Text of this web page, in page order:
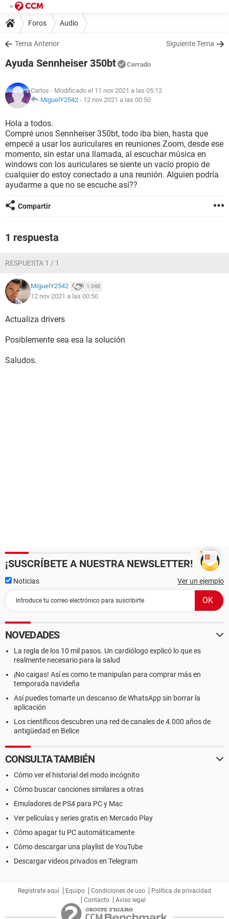
Foros Audio
Tema Anterior Siguiente Tema
Ayuda Sennheiser 350bt Cerrado
Carlos - Modificado el 11 nov 2021 a las 05:12
MiguelY2542 - 12 nov 2021 a las 00:50
Hola a todos.
Compré unos Sennheiser 350bt, todo iba bien, hasta que
empecé a usar los auriculares en reuniones Zoom, desde ese
momento, sin estar una llamada, al escuchar música en
windows con los auriculares se siente un vacío propio de
cualquier do estoy conectado a una reunión. Alguien podría
ayudarme a que no se escuche así??
Compartir
1 respuesta
RESPUESTA 1 / 1
MiguelY2542 1.048
12 nov 2021 a las 00:50
Actualiza drivers
Posiblemente sea esa la solución
Saludos.
¡SUSCRÍBETE A NUESTRA NEWSLETTER!
Noticias Ver un ejemplo
NOVEDADES
La regla de los 10 mil pasos. Un cardiólogo explicó lo que es
realmente necesario para la salud
¡No caigas! Así es como te manipulan para comprar más en
temporada navideña
Así puedes tomarte un descanso de WhatsApp sin borrar la
aplicación
Los científicos descubren una red de canales de 4.000 años de
antigüedad en Belice
CONSULTA TAMBIÉN
Cómo ver el historial del modo incógnito
Cómo buscar canciones similares a otras
Emuladores de PS4 para PC y Mac
Ver películas y series gratis en Mercado Play
Cómo apagar tu PC automáticamente
Cómo descargar una playlist de YouTube
Descargar videos privados en Telegram
Regístrate aquí Equipo Condiciones de uso
Política de privacidad
Contacto
Aviso legal